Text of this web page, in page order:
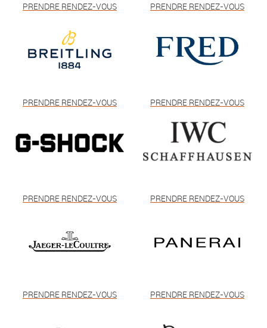
PRENDRE RENDEZ-VOUS PRENDRE RENDEZ-VOUS
PRENDRE RENDEZ-VOUS PRENDRE RENDEZ-VOUS
PRENDRE RENDEZ-VOUS PRENDRE RENDEZ-VOUS
PRENDRE RENDEZ-VOUS PRENDRE RENDEZ-VOUS